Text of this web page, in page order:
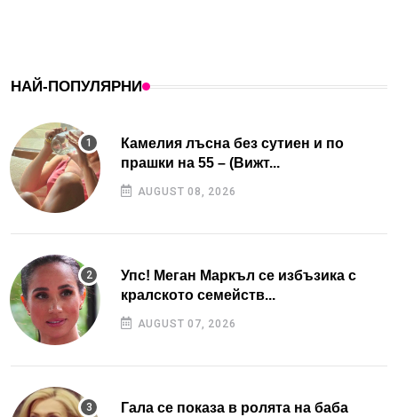
НАЙ-ПОПУЛЯРНИ
Камелия лъсна без сутиен и по
прашки на 55 – (Вижт...
AUGUST 08, 2026
Упс! Меган Маркъл се избъзика с
кралското семейств...
AUGUST 07, 2026
Гала се показа в ролята на баба